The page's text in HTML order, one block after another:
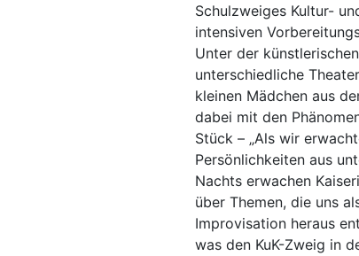
Schulzweiges Kultur-
intensiven
Unter der
unterschiedliche
kleinen Mädchen aus
dabei mit den
Stück – „Als wir
Persönlichkeiten aus
Nachts erwachen
über Themen, die uns
Improvisation heraus
was den KuK-Zweig in